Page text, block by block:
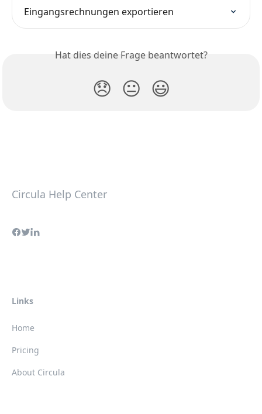
Eingangsrechnungen exportieren
Hat dies deine Frage beantwortet?
😞 😐 😃
Circula Help Center
Links
Home
Pricing
About Circula